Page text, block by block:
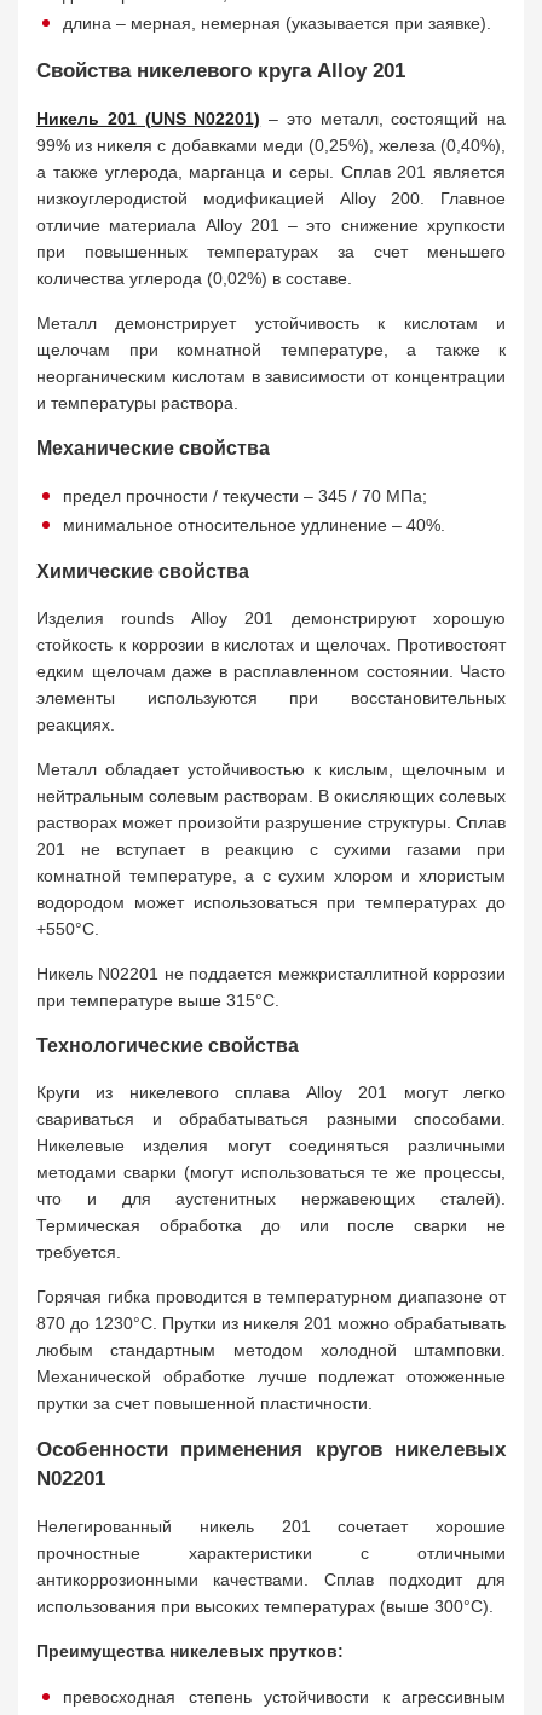
длина – мерная, немерная (указывается при заявке).
Свойства никелевого круга Alloy 201
Никель 201 (UNS N02201) – это металл, состоящий на
99% из никеля с добавками меди (0,25%), железа (0,40%),
а также углерода, марганца и серы. Сплав 201 является
низкоуглеродистой модификацией Alloy 200. Главное
отличие материала Alloy 201 – это снижение хрупкости
при повышенных температурах за счет меньшего
количества углерода (0,02%) в составе.
Металл демонстрирует устойчивость к кислотам и
щелочам при комнатной температуре, а также к
неорганическим кислотам в зависимости от концентрации
и температуры раствора.
Механические свойства
предел прочности / текучести – 345 / 70 МПа;
минимальное относительное удлинение – 40%.
Химические свойства
Изделия rounds Alloy 201 демонстрируют хорошую
стойкость к коррозии в кислотах и щелочах. Противостоят
едким щелочам даже в расплавленном состоянии. Часто
элементы используются при восстановительных
реакциях.
Металл обладает устойчивостью к кислым, щелочным и
нейтральным солевым растворам. В окисляющих солевых
растворах может произойти разрушение структуры. Сплав
201 не вступает в реакцию с сухими газами при
комнатной температуре, а с сухим хлором и хлористым
водородом может использоваться при температурах до
+550°C.
Никель N02201 не поддается межкристаллитной коррозии
при температуре выше 315°C.
Технологические свойства
Круги из никелевого сплава Alloy 201 могут легко
свариваться и обрабатываться разными способами.
Никелевые изделия могут соединяться различными
методами сварки (могут использоваться те же процессы,
что и для аустенитных нержавеющих сталей).
Термическая обработка до или после сварки не
требуется.
Горячая гибка проводится в температурном диапазоне от
870 до 1230°C. Прутки из никеля 201 можно обрабатывать
любым стандартным методом холодной штамповки.
Механической обработке лучше подлежат отожженные
прутки за счет повышенной пластичности.
Особенности применения кругов никелевых
N02201
Нелегированный никель 201 сочетает хорошие
прочностные характеристики с отличными
антикоррозионными качествами. Сплав подходит для
использования при высоких температурах (выше 300°C).
Преимущества никелевых прутков:
превосходная степень устойчивости к агрессивным